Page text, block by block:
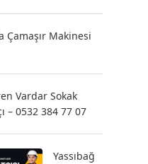
Çamaşır Makinesi
Vardar Sokak
– 0532 384 77 07
Yassıbağ